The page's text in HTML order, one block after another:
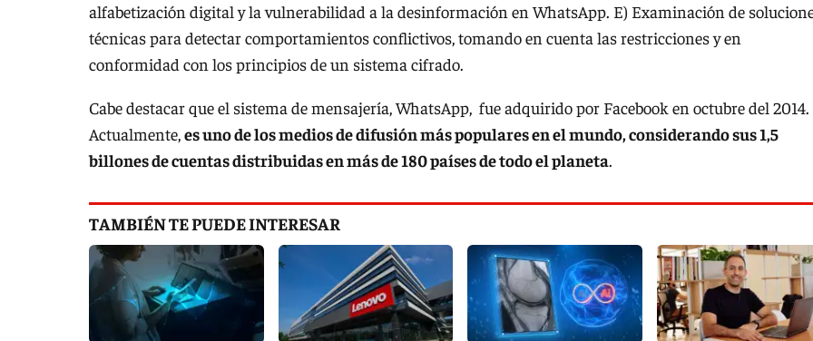
alfabetización digital y la vulnerabilidad a la desinformación en WhatsApp. E) Examinación de
técnicas para detectar comportamientos conflictivos, tomando en cuenta las restricciones y en
conformidad con los principios de un sistema cifrado.
Cabe destacar que el sistema de mensajería, WhatsApp, fue adquirido por Facebook en octubre del 2014.
Actualmente, es uno de los medios de difusión más populares en el mundo, considerando sus 1,5
billones de cuentas distribuidas en más de 180 países de todo el planeta.
TAMBIÉN TE PUEDE INTERESAR